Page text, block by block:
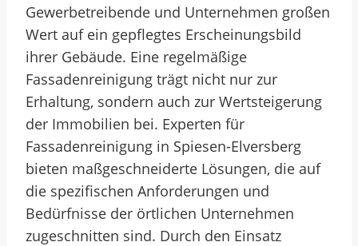
Gewerbetreibende und Unternehmen großen
Wert auf ein gepflegtes Erscheinungsbild
ihrer Gebäude. Eine regelmäßige
Fassadenreinigung trägt nicht nur zur
Erhaltung, sondern auch zur Wertsteigerung
der Immobilien bei. Experten für
Fassadenreinigung in Spiesen-Elversberg
bieten maßgeschneiderte Lösungen, die auf
die spezifischen Anforderungen und
Bedürfnisse der örtlichen Unternehmen
zugeschnitten sind. Durch den Einsatz